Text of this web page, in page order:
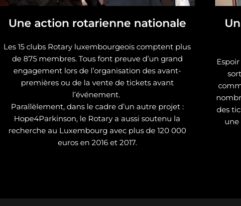
Une action rotarienne nationale
Les 15 clubs Rotary luxembourgeois comptent plus
de 875 membres. Tous font preuve d’un grand
engagement lors de l’organisation des avant-
premières ou de la vente de tickets avant
l’événement.
Parallèlement, dans le cadre d’un autre projet :
Hope4Parkinson, le Rotary a aussi soutenu la
recherche au Luxembourg avec plus de 120 000
euros en 2016 et 2017.
des
une